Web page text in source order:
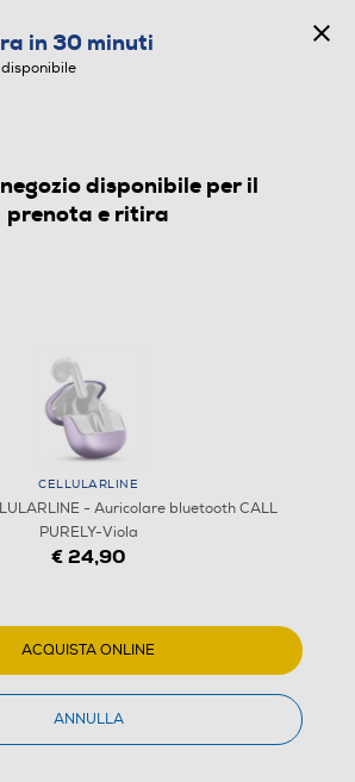
in 30 minuti
disponibile
disponibile per il
prenota e ritira
CELLULARLINE
- Auricolare bluetooth CALL
PURELY-Viola
€ 24,90
ACQUISTA ONLINE
ANNULLA